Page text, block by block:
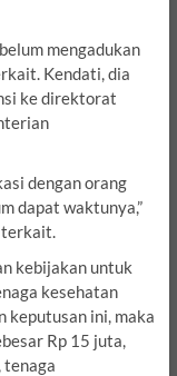
mengadukan
Kendati, dia
ke direktorat
dengan orang
dapat waktunya,”
terkait.
kebijakan untuk
kesehatan
keputusan ini, maka
Rp 15 juta,
tenaga